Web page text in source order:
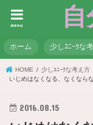
menu
ホーム 少しﾕﾆｰｸな
HOME
少しﾕﾆｰｸな考え方
いじめはなくなる、なくなら
2016.08.15